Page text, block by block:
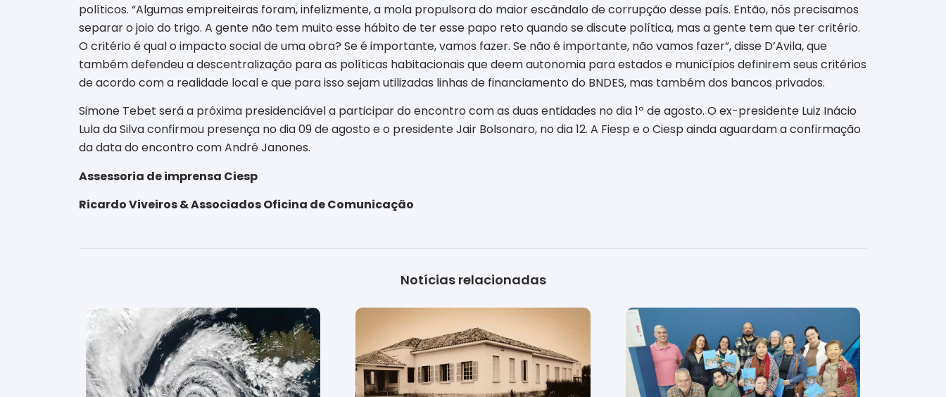
políticos. “Algumas empreiteiras foram, infelizmente, a mola propulsora do maior escândalo de corrupção desse país. Então, nós precisamos
separar o joio do trigo. A gente não tem muito esse hábito de ter esse papo reto quando se discute política, mas a gente tem que ter critério.
O critério é qual o impacto social de uma obra? Se é importante, vamos fazer. Se não é importante, não vamos fazer”, disse D’Avila, que
também defendeu a descentralização para as políticas habitacionais que deem autonomia para estados e municípios definirem seus critérios
de acordo com a realidade local e que para isso sejam utilizadas linhas de financiamento do BNDES, mas também dos bancos privados.
Simone Tebet será a próxima presidenciável a participar do encontro com as duas entidades no dia 1º de agosto. O ex-presidente Luiz Inácio
Lula da Silva confirmou presença no dia 09 de agosto eo presidente Jair Bolsonaro, no dia 12. A Fiesp e o Ciesp ainda aguardam a confirmação
da data do encontro com André Janones.
Assessoria de imprensa Ciesp
Ricardo Viveiros & Associados Oficina de Comunicação
Notícias relacionadas